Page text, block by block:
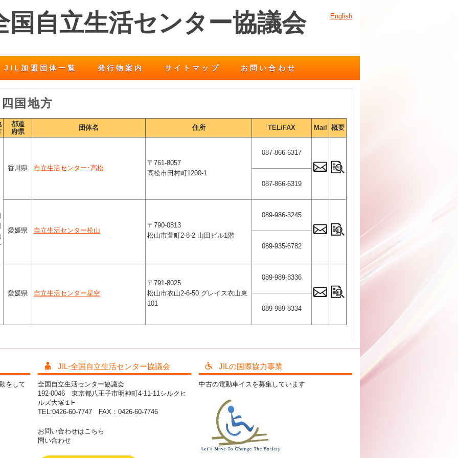
国自立生活センター協議会 English
JIL加盟団体一覧 発行物案内 サイトマップ お問い合わせ
四国地方
都道
府県
団体名 住所 TEL/FAX Mail 概要
香川県 自立生活センター･高松
〒761-8057
高松市田村町1200-1
087-866-6317
087-866-6319
愛媛県 自立生活センター松山
〒790-0813
松山市萱町2-8-2 山田ビル1階
089-986-3245
089-935-6782
愛媛県 自立生活センター星空
〒791-8025
松山市衣山2-6-50 グレイス衣山東
101
089-989-8336
089-989-8334
をして
JIL-全国自立生活センター協議会
全国自立生活センター協議会
192-0046 東京都八王子市明神町4-11-11シルクヒ
ルズ大塚１F
TEL:0426-60-7747 FAX：0426-60-7746
お問い合わせはこちら
問い合わせ
JILの国際協力事業
中古の電動車イスを募集しています